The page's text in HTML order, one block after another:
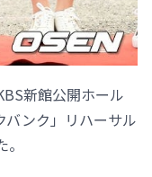
新館公開ホール
バンク」リハーサル